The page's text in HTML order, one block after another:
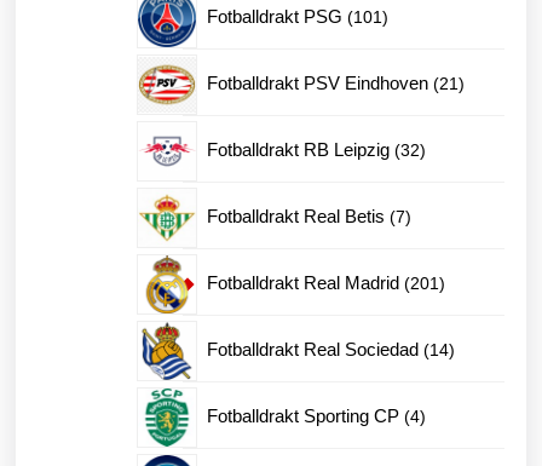
Fotballdrakt PSG 101101
Fotballdrakt PSV Eindhoven 2121
Fotballdrakt RB Leipzig 3232
Fotballdrakt Real Betis 77
Fotballdrakt Real Madrid 201201
Fotballdrakt Real Sociedad 1414
Fotballdrakt Sporting CP 44